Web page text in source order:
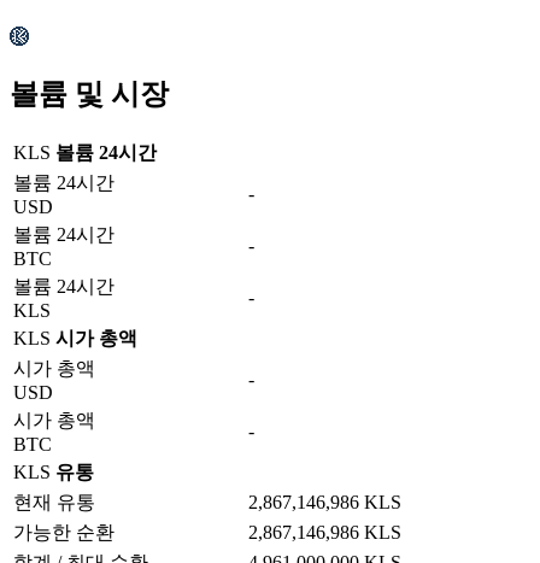
볼륨 및 시장
KLS 볼륨 24시간
볼륨 24시간
USD
-
볼륨 24시간
BTC
-
볼륨 24시간
KLS
-
KLS 시가 총액
시가 총액
USD
-
시가 총액
BTC
-
KLS 유통
현재 유통
2,867,146,986 KLS
가능한 순환
2,867,146,986 KLS